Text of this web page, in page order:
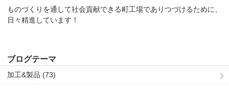
ものづくりを通して社会貢献できる町工場でありつづけるために、
日々精進しています！
ブログテーマ
加工&製品 (73)